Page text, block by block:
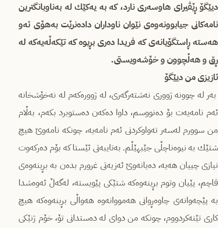
دیێگۆ ڕێڤیرای هاوسەری نارد، كە بە یەكێك لە بەناوبانگترین
نامەكانی جیابوونەوەی نێوان ناوداران دادەنرێت بەهۆی ئەو
هەستە ڕاستگۆیانەی كە فریدا دەری بڕیوە كە تێكەڵەیەکە لە
ڕق و هەڵچوون و خۆشەویستی.
ئازیزی من دیێگۆ
بەر لە چوونە ژووری نەشتەرگەری، لە ژوورەكەم لە نەخۆشخانە
ئەم نامەیەت بۆ دەنووسم، داوا دەكەن دەستوبرد بكەم، بەڵام
من سوورم لەسەر تەواوكردنی ئەم نامەیە، چونكە نامەوێ‌ هیچ
شتێك بە نیوەناچڵی جێبهێڵم. بەتایبەتی ئێستا كە بۆم دەركەوت
نیازی چییان هەیە، دەیانەوێ‌ ئەزیەتی غرورم بدەن بە بڕینەوەی
قاچم، پێیان وتوم بڕینەوەكە شتێكی پێویستە، لەگەڵ ئەوەشدا
بە پێچەوانەی چاوەڕوانی هەمووانەوە هەواڵی بڕینەوەكە هیچ
كاری تێنەكردووم، چونكە من دوای لە دەستدانی تۆ، خۆم ژنێكی